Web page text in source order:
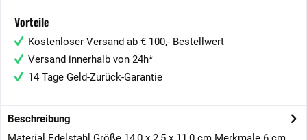
Vorteile
Kostenloser Versand ab € 100,- Bestellwert
Versand innerhalb von 24h*
14 Tage Geld-Zurück-Garantie
Beschreibung